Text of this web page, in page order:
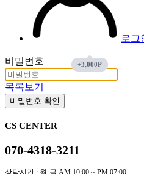
비밀번호
목록보기
비밀번호 확인
CS CENTER